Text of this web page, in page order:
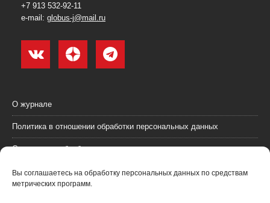
Вы соглашаетесь на обработку персональных данных по средствам
метрических программ.
+7 913 532-92-11
e-mail: globus-j@mail.ru
О журнале
Политика в отношении обработки персональных данных
Согласие на обработку персональных данных
Пользовательское соглашение (оферта)